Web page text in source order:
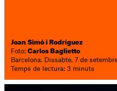
Joan Simó i Rodríguez
Foto:Carlos Baglietto
Barcelona. Dissabte, 7 de
Temps de lectura: 3 minuts